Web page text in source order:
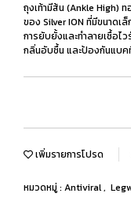
ถุงเท้ามีส้น (Ankle High)
ของ Silver ION ที่มีขนาดเ
การยับยั้งและทำลายเชื้อ
กลิ่นอับชื้น และป้องกันแบค
เพิ่มรายการโปรด
หมวดหมู่ : Antiviral,